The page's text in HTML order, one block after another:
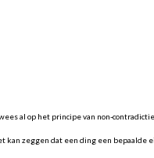
al op het principe van non-
kan zeggen dat een ding een bepaalde